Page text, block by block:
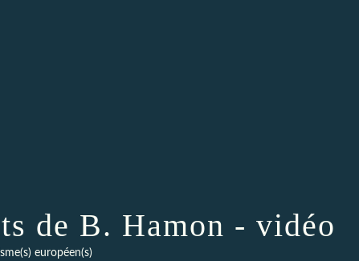
de B. Hamon - vidéo
européen(s)